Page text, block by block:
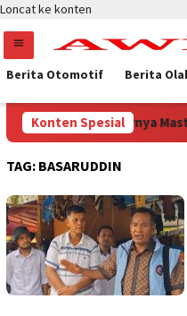
Loncat ke konten
Berita Otomotif Berita
Konten Spesial
Catur, Bidik Lahirnya
TAG: BASARUDDIN